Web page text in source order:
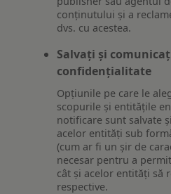
conținutului și a
dvs. cu acestea.
Salvați și
confidențialitate
Opțiunile pe care le
scopurile și entitățile
notificare sunt salvate
acelor entități sub
(cum ar fi un șir de
necesar pentru a
cât și acelor entități să
respective.